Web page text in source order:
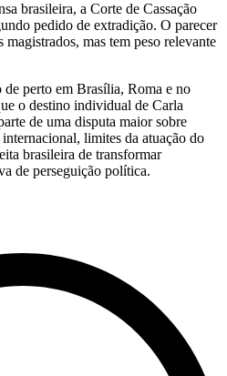
brasileira, a Corte de Cassação
pedido de extradição. O parecer
mas tem peso relevante
de perto em Brasília, Roma e no
o destino individual de Carla
de uma disputa maior sobre
limites da atuação do
brasileira de transformar
de perseguição política.